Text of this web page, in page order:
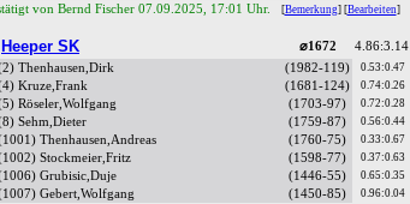
von Bernd Fischer 07.09.2025, 17:01 Uhr. [Bemerkung] [Bearbeiten]
Heeper SK ⌀1672
4.86:3.14
Thenhausen,Dirk (1982-119) 0.53:0.47
Kruze,Frank (1681-124) 0.74:0.26
Röseler,Wolfgang (1703-97) 0.72:0.28
Sehm,Dieter (1759-87) 0.56:0.44
Thenhausen,Andreas (1760-75) 0.33:0.67
Stockmeier,Fritz (1598-77) 0.37:0.63
Grubisic,Duje (1446-55) 0.65:0.35
Gebert,Wolfgang (1450-85) 0.96:0.04